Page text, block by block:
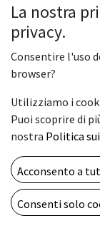
L’Innovazione
1. Introduzione 2. IA:
utile l’IA Negli ultimi
fantascienza a realtà
0 2262
CHI SIAMO
Una full
artigrafiche al fine
innovative.
La nostra
privacy.
Consentire l'uso
browser?
Utilizziamo i
Puoi scoprire di
nostra Politica
Acconsento a
Consenti solo